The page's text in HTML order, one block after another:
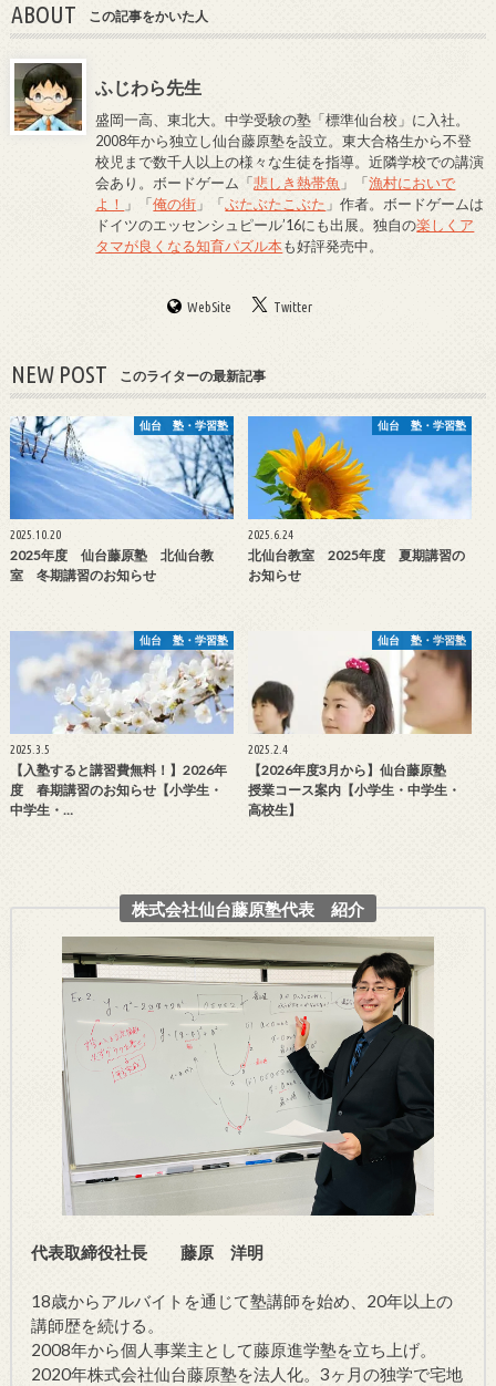
ABOUT この記事をかいた人
ふじわら先生
盛岡一高、東北大。中学受験の塾「標準仙台校」に入社。
2008年から独立し仙台藤原塾を設立。東大合格生から不登
校児まで数千人以上の様々な生徒を指導。近隣学校での講演
会あり。ボードゲーム「悲しき熱帯魚 」「漁村においで
よ！ 」「俺の街 」「ぶたぶたこぶた 」作者。ボードゲームは
ドイツのエッセンシュピール’16にも出展。独自の楽しくア
タマが良くなる知育パズル本も好評発売中。
WebSite Twitter
NEW POST このライターの最新記事
仙台 塾・学習塾
2025.10.20
2025年度 仙台藤原塾 北仙台教
室 冬期講習のお知らせ
仙台 塾・学習塾
2025.6.24
北仙台教室 2025年度 夏期講習の
お知らせ
仙台 塾・学習塾
2025.3.5
【入塾すると講習費無料！】2026年
度 春期講習のお知らせ【小学生・
中学生・…
仙台 塾・学習塾
2025.2.4
【2026年度3月から】仙台藤原塾
授業コース案内【小学生・中学生・
高校生】
株式会社仙台藤原塾代表 紹介
代表取締役社長 藤原 洋明
18歳からアルバイトを通じて塾講師を始め、20年以上の
講師歴を続ける。
2008年から個人事業主として藤原進学塾を立ち上げ。
2020年株式会社仙台藤原塾を法人化。3ヶ月の独学で宅地